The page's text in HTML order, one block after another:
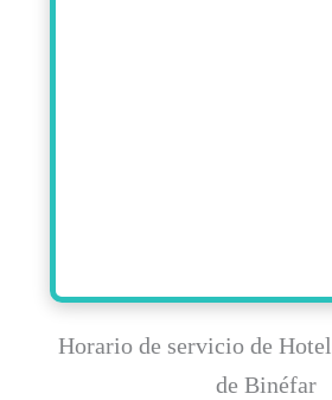
Horario de servicio de
de Binéfar